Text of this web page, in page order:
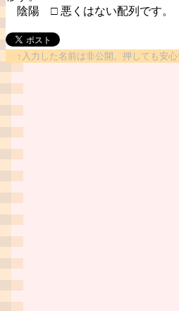
陰陽 □ 悪くはない配列です。
↑入力した名前は非公開。押しても安心